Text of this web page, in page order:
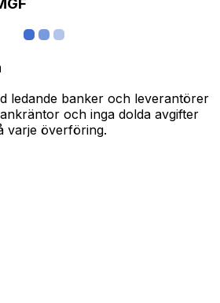
ledande banker och leverantörer
och inga dolda avgifter
varje överföring.